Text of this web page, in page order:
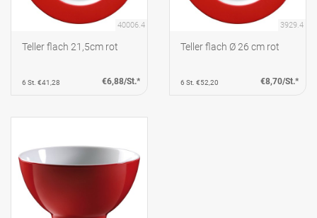
40006.4
Teller flach 21,5cm rot
6 St. €41,28 €6,88/St.*
3929.4
Teller flach Ø 26 cm rot
6 St. €52,20 €8,70/St.*